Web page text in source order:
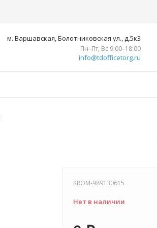
м. Варшавская, Болотниковская ул., д.5к3
Пн–Пт, Вс 9:00–18:00
info@tdofficetorg.ru
KROM-989130615
Нет в наличии